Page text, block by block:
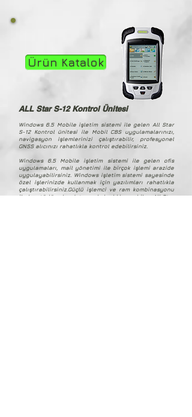
Ürün Katalok
ALL Star S-12 Kontrol Ünitesi
Windows 6.5 Mobile işletim sistemi ile gelen All Star
S-12 Kontrol ünitesi ile Mobil CBS uygulamalarınızı,
navigasyon işlemlerinizi çalıştırabilir, profesyonel
GNSS alıcınızı rahatlıkla kontrol edebilirsiniz.
Windows 6.5 Mobile işletim sistemi ile gelen ofis
uygulamaları, mail yönetimi ile birçok işlemi arazide
uygulayabilirsiniz. Windows işletim sistemi sayesinde
özel işlerinizde kullanmak için yazılımları rahatlıkla
çalıştırabilirsiniz.Güçlü işlemci ve ram kombinasyonu
ile her türlü saha datasını kolaylıkla açabilen All Star